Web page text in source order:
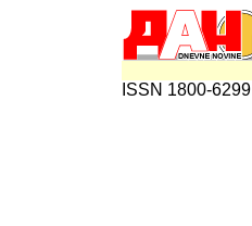
ISSN 1800-6299